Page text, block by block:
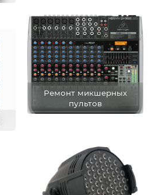
Ремонт микшерных
пультов